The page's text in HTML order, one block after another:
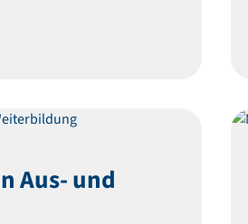
Aus- und